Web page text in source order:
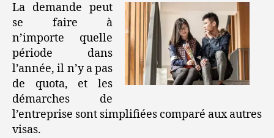
La demande peut
se faire à
n’importe quelle
période dans
l’année, il n’y a pas
de quota, et les
démarches de
l’entreprise sont simplifiées comparé aux autres
visas.